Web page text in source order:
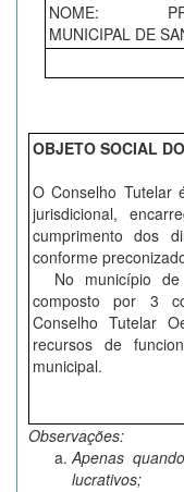
NOME:
MUNICIPAL DE
OBJETO SOCIAL
O Conselho Tutelar
jurisdicional,
cumprimento dos
conforme
No município de
composto por 3
Conselho Tutelar
recursos de
municipal.
Observações:
Apenas
lucrativos;